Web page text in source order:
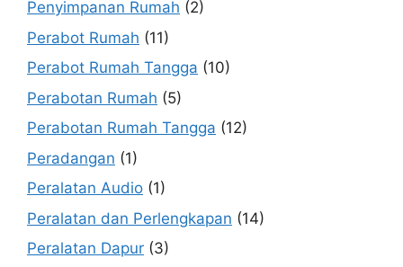
Penyimpanan Rumah (2)
Perabot Rumah (11)
Perabot Rumah Tangga (10)
Perabotan Rumah (5)
Perabotan Rumah Tangga (12)
Peradangan (1)
Peralatan Audio (1)
Peralatan dan Perlengkapan (14)
Peralatan Dapur (3)